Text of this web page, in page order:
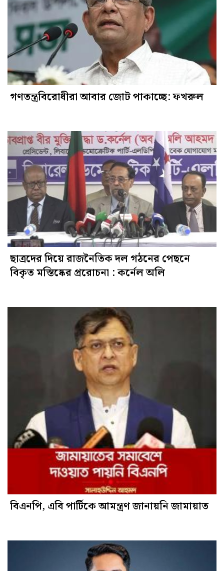
গণতন্ত্রবিরোধীরা আবার জোট পাকাচ্ছে: ফখরুল
ছাত্রদের দিয়ে রাজনৈতিক দল গঠনের পেছনে
বিকৃত মস্তিষ্কের প্ররোচনা : কর্নেল অলি
বিএন‌পি, এবি পা‌র্টিকে আমন্ত্রণ জানায়‌নি জামায়াত